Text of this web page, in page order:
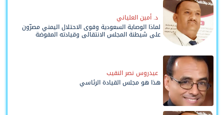
د. أمين العلياني
لماذا الوصاية السعودية وقوى الاحتلال اليمني مصرّون
على شيطنة المجلس الانتقالي وقيادته المفوضة
عيدروس نصر النقيب
هذا هو مجلس القيادة الرئاسي